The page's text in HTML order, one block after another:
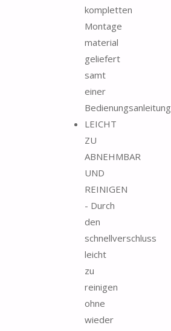
kompletten
Montage
material
geliefert
samt
einer
Bedienungsanleitung
LEICHT
ZU
ABNEHMBAR
UND
REINIGEN
- Durch
den
schnellverschluss
leicht
zu
reinigen
ohne
wieder